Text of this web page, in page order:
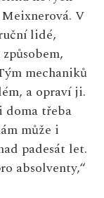
V
lidé,
mechaniků
a opraví ji.
doma třeba
může i
padesát let.
absolventy,“